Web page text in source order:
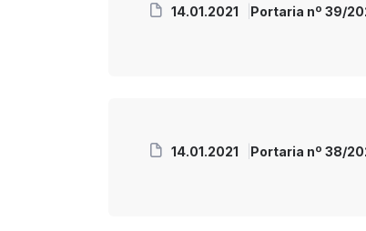
14.01.2021 Portaria nº 39/
14.01.2021 Portaria nº 38/